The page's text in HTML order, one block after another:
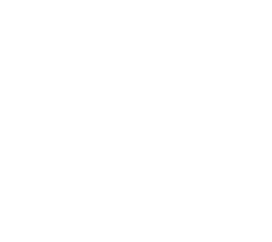
saadetakse otse asutuse
kolmandatele isikutele.